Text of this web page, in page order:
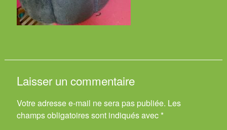
Laisser un commentaire
Votre adresse e-mail ne sera pas publiée. Les
champs obligatoires sont indiqués avec *